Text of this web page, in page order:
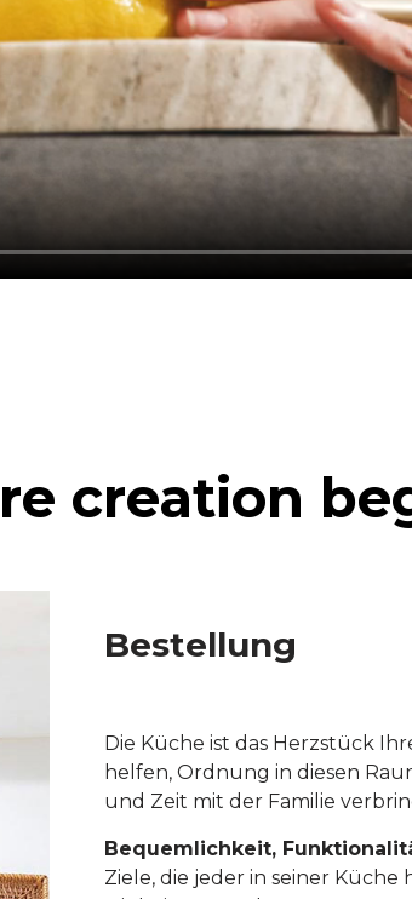
creation
Bestellung
Die Küche ist das Herzstück
helfen, Ordnung in diesen
und Zeit mit der Familie
Bequemlichkeit,
Ziele, die jeder in seiner